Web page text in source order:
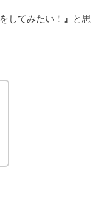
をしてみたい！ 』
と思